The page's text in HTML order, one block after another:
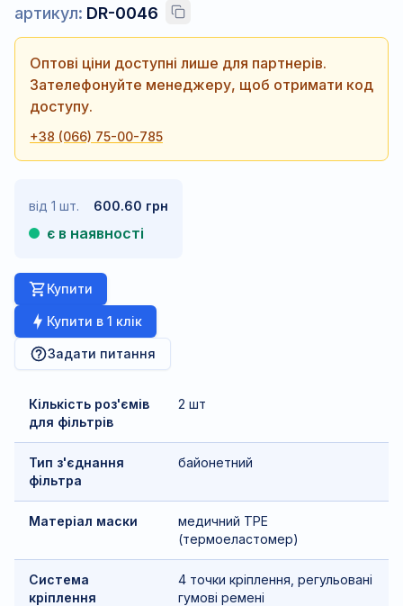
артикул: DR-0046
Оптові ціни доступні лише для партнерів.
Зателефонуйте менеджеру, щоб отримати код
доступу.
+38 (066) 75-00-785
від 1 шт. 600.60 грн
є в наявності
Купити
Купити в 1 клік
Задати питання
Кількість роз'ємів
для фільтрів
2 шт
Тип з'єднання
фільтра
байонетний
Матеріал маски
медичний TPE
(термоеластомер)
Система
кріплення
4 точки кріплення, регульовані
гумові ремені